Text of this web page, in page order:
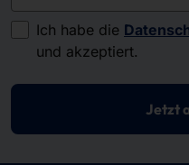
Ich habe die
und akzeptiert.
Jetzt